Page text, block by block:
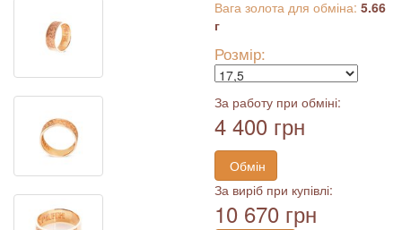
Вага золота для обміна: 5.66
г
Розмір:
За работу при обміні:
4 400 грн
Обмін
За виріб при купівлі:
10 670 грн